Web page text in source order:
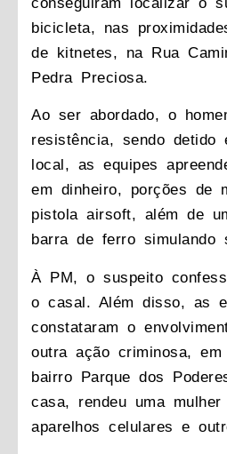
bicicleta, nas
de kitnetes, na Rua
Pedra Preciosa.
Ao ser abordado, o
resistência, sendo detido
local, as equipes
em dinheiro, porções de
pistola airsoft, além de
barra de ferro simulando
À PM, o suspeito
o casal. Além disso, as
constataram o
outra ação criminosa,
bairro Parque dos
casa, rendeu uma
aparelhos celulares e